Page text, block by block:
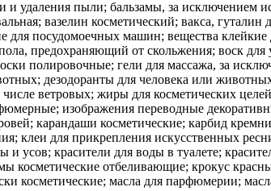
удаления пыли; бальзамы, за исключением
вазелин косметический; вакса,
посудомоечных машин; вещества клейкие
предохраняющий от скольжения; воск
полировочные; гели для массажа, за
дезодоранты для человека или
ветровых; жиры для косметических
изображения переводные
карандаши косметические; карбид
клеи для прикрепления искусственных
усов; красители для воды в туалете;
косметические отбеливающие; крокус
косметические; масла для парфюмерии;